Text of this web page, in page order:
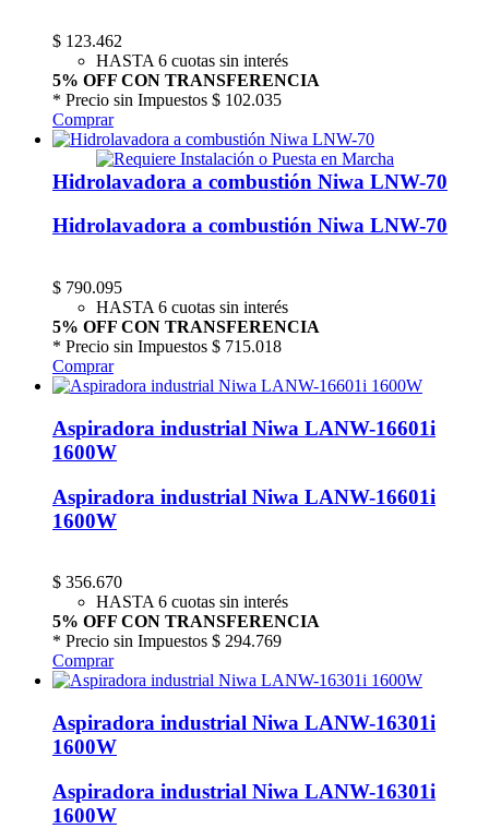
$ 123.462
HASTA 6 cuotas sin interés
5% OFF CON TRANSFERENCIA
* Precio sin Impuestos $ 102.035
Comprar
Hidrolavadora a combustión Niwa LNW-70
Hidrolavadora a combustión Niwa LNW-70
$ 790.095
HASTA 6 cuotas sin interés
5% OFF CON TRANSFERENCIA
* Precio sin Impuestos $ 715.018
Comprar
Aspiradora industrial Niwa LANW-16601i
1600W
Aspiradora industrial Niwa LANW-16601i
1600W
$ 356.670
HASTA 6 cuotas sin interés
5% OFF CON TRANSFERENCIA
* Precio sin Impuestos $ 294.769
Comprar
Aspiradora industrial Niwa LANW-16301i
1600W
Aspiradora industrial Niwa LANW-16301i
1600W